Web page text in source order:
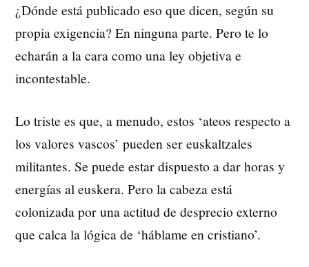
¿Dónde está publicado eso que dicen, según su
propia exigencia? En ninguna parte. Pero te lo
echarán a la cara como una ley objetiva e
incontestable.
Lo triste es que, a menudo, estos ‘ateos respecto a
los valores vascos’ pueden ser euskaltzales
militantes. Se puede estar dispuesto a dar horas y
energías al euskera. Pero la cabeza está
colonizada por una actitud de desprecio externo
que calca la lógica de ‘háblame en cristiano’.